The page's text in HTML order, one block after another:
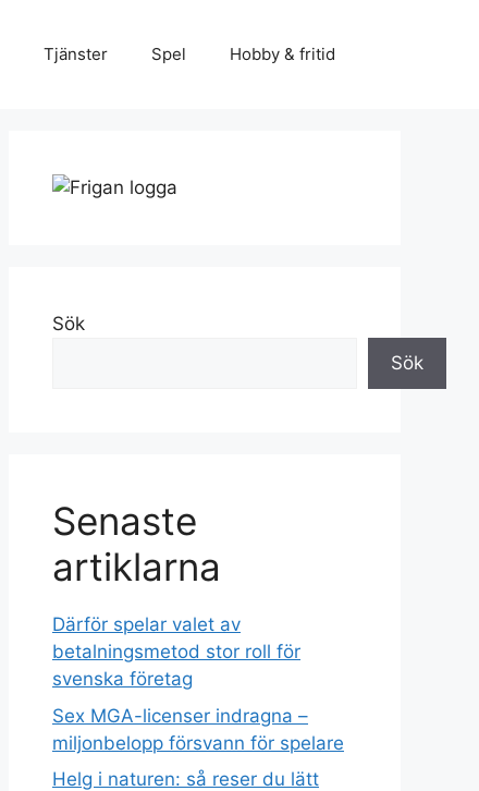
Tjänster Spel Hobby & fritid
Sök
Sök
Senaste
artiklarna
Därför spelar valet av
betalningsmetod stor roll för
svenska företag
Sex MGA-licenser indragna –
miljonbelopp försvann för spelare
Helg i naturen: så reser du lätt